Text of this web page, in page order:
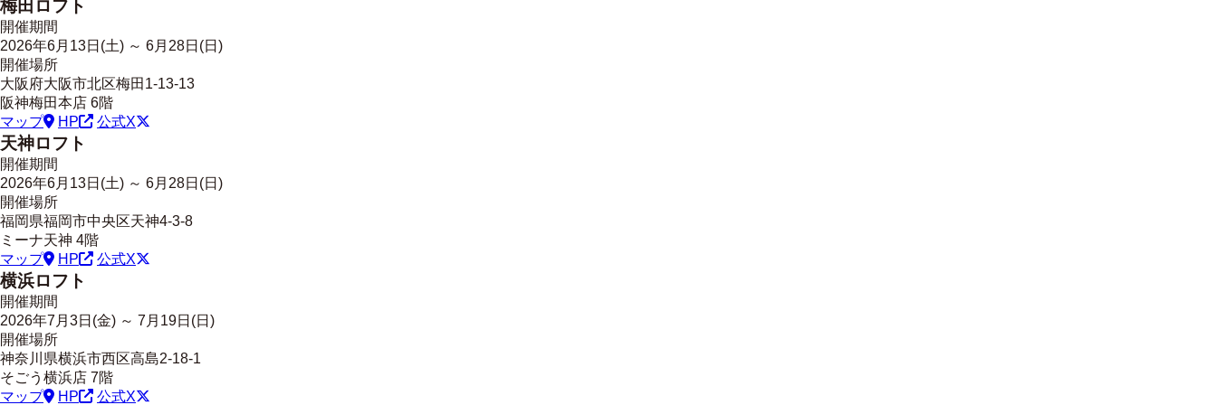
梅田ロフト
開催期間
2026年6月 13日(土) ～ 6月 28日(日)
開催場所
大阪府大阪市北区梅田1-13-13
阪神梅田本店 6階
マップ
HP 公式X
天神ロフト
開催期間
2026年6月 13日(土) ～ 6月 28日(日)
開催場所
福岡県福岡市中央区天神4-3-8
ミーナ天神 4階
マップ
HP 公式X
横浜ロフト
開催期間
2026年7 月 3日(金) ～ 7 月 19日(日)
開催場所
神奈川県横浜市西区高島2-18-1
そごう横浜店 7階
マップ
HP 公式X